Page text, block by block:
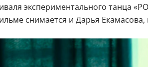
экспериментального танца
снимается и Дарья